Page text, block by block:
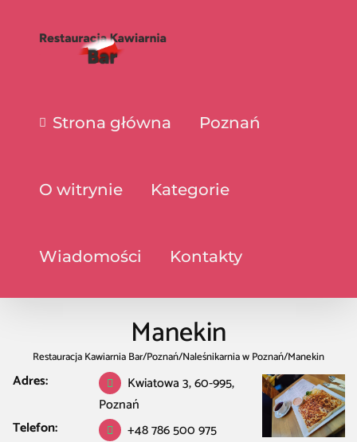
Strona główna Poznań
O witrynie Kategorie
Wiadomości Kontakty
Manekin
Restauracja Kawiarnia Bar/Poznań/Naleśnikarnia w Poznań/Manekin
Adres:
Kwiatowa 3, 60-995,
Poznań
Telefon:
+48 786 500 975